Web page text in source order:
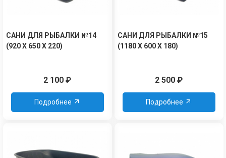
САНИ ДЛЯ РЫБАЛКИ №14
(920 Х 650 Х 220)
2 100 ₽
Подробнее
САНИ ДЛЯ РЫБАЛКИ №15
(1180 Х 600 Х 180)
2 500 ₽
Подробнее